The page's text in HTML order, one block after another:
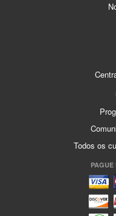
Todos os
PAGUE